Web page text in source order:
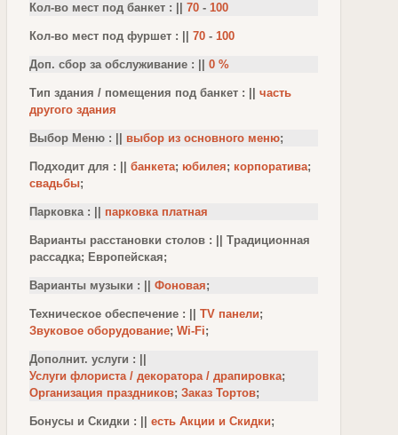
Кол-во мест под банкет : || 70 - 100
Кол-во мест под фуршет : || 70 - 100
Доп. сбор за обслуживание : || 0 %
Тип здания / помещения под банкет : || часть
другого здания
Выбор Меню : || выбор из основного меню;
Подходит для : || банкета; юбилея; корпоратива;
свадьбы;
Парковка : || парковка платная
Варианты расстановки столов : || Традиционная
рассадка; Европейская;
Варианты музыки : || Фоновая;
Техническое обеспечение : || TV панели;
Звуковое оборудование; Wi-Fi;
Дополнит. услуги : ||
Услуги флориста / декоратора / драпировка;
Организация праздников; Заказ Тортов;
Бонусы и Скидки : || есть Акции и Скидки;